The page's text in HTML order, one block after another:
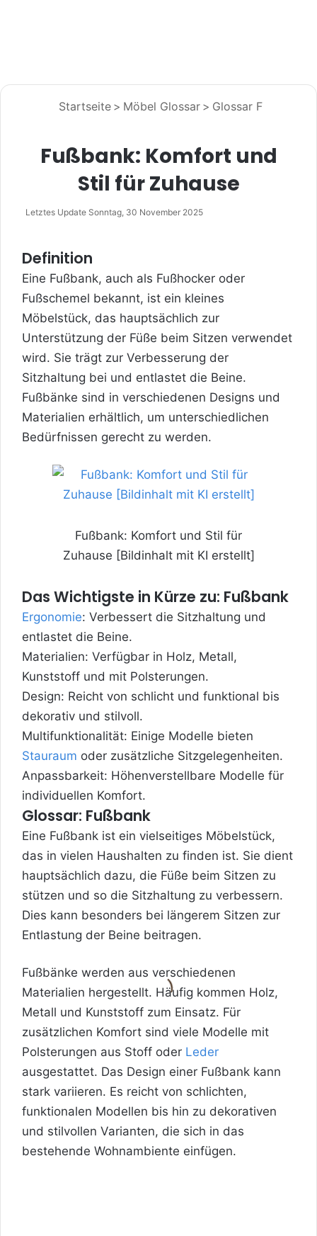
Startseite > Möbel Glossar > Glossar F
Fußbank: Komfort und
Stil für Zuhause
Letztes Update Sonntag, 30 November 2025
Definition
Eine Fußbank, auch als Fußhocker oder
Fußschemel bekannt, ist ein kleines
Möbelstück, das hauptsächlich zur
Unterstützung der Füße beim Sitzen verwendet
wird. Sie trägt zur Verbesserung der
Sitzhaltung bei und entlastet die Beine.
Fußbänke sind in verschiedenen Designs und
Materialien erhältlich, um unterschiedlichen
Bedürfnissen gerecht zu werden.
Fußbank: Komfort und Stil für
Zuhause [Bildinhalt mit KI erstellt]
Das Wichtigste in Kürze zu: Fußbank
Ergonomie: Verbessert die Sitzhaltung und
entlastet die Beine.
Materialien: Verfügbar in Holz, Metall,
Kunststoff und mit Polsterungen.
Design: Reicht von schlicht und funktional bis
dekorativ und stilvoll.
Multifunktionalität: Einige Modelle bieten
Stauraum oder zusätzliche Sitzgelegenheiten.
Anpassbarkeit: Höhenverstellbare Modelle für
individuellen Komfort.
Glossar: Fußbank
Eine Fußbank ist ein vielseitiges Möbelstück,
das in vielen Haushalten zu finden ist. Sie dient
hauptsächlich dazu, die Füße beim Sitzen zu
stützen und so die Sitzhaltung zu verbessern.
Dies kann besonders bei längerem Sitzen zur
Entlastung der Beine beitragen.
Fußbänke werden aus verschiedenen
Materialien hergestellt. Häufig kommen Holz,
Metall und Kunststoff zum Einsatz. Für
zusätzlichen Komfort sind viele Modelle mit
Polsterungen aus Stoff oder Leder
ausgestattet. Das Design einer Fußbank kann
stark variieren. Es reicht von schlichten,
funktionalen Modellen bis hin zu dekorativen
und stilvollen Varianten, die sich in das
bestehende Wohnambiente einfügen.